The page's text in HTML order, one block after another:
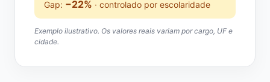
Gap: −22% · controlado por escolaridade
Exemplo ilustrativo. Os valores reais variam por cargo, UF e
cidade.